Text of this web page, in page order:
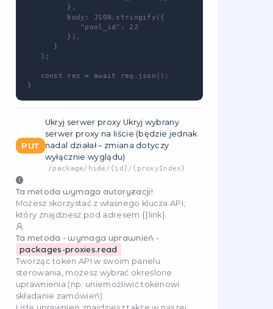
Success response
GET Pobierz serwer proxy
package/proxy/{id}/{proxyIndex}
Ta metoda wymaga autoryzacji!
Możesz skorzystać z własnego klucza API,
który znajdziesz pod adresem
Ta metoda - wymaga uprawnień -
packages-proxies.update
Tworząc token API w swoim panelu
sterowania
uprawnienia (np. uniemożliwić tokenowi
składanie zamówień).
Listę uprawnień znajdziesz także w naszej
dokumentacji.
Metoda zapytania